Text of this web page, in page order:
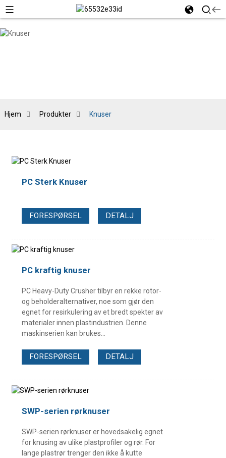
Hjem Produkter Knuser
PC Sterk Knuser
FORESPØRSEL DETALJ
PC kraftig knuser
PC Heavy-Duty Crusher tilbyr en rekke rotor-
og beholderalternativer, noe som gjør den
egnet for resirkulering av et bredt spekter av
materialer innen plastindustrien. Denne
maskinserien kan brukes...
FORESPØRSEL DETALJ
SWP-serien rørknuser
SWP-serien rørknuser er hovedsakelig egnet
for knusing av ulike plastprofiler og rør. For
lange plastrør trenger den ikke å kutte